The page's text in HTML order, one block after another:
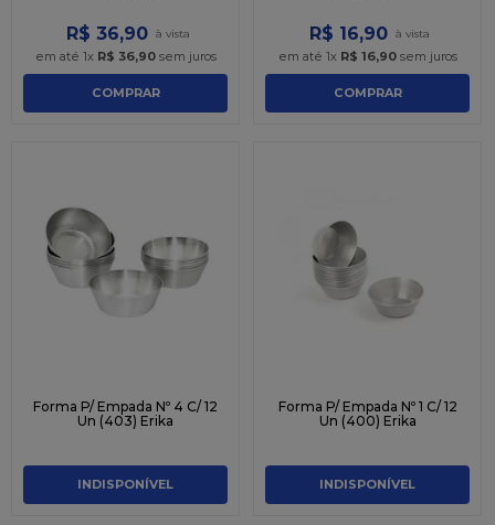
R$ 36,90
em até 1x R$ 36,90sem juros
COMPRAR
R$ 16,90
em até 1x R$ 16,90sem juros
COMPRAR
Forma P/ Empada Nº 4 C/ 12
Un (403) Erika
INDISPONÍVEL
Forma P/ Empada Nº 1 C/ 12
Un (400) Erika
INDISPONÍVEL